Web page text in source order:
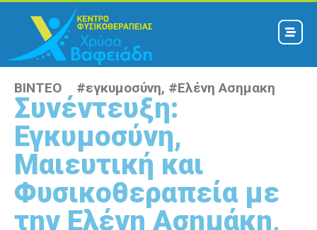
ΒΙΝΤΕΟ #εγκυμοσύνη, #Ελένη Ασημακη
Συνέντευξη:
Εγκυμοσύνη,
Μαιευτική και
Φυσικοθεραπεία με
την Ελένη Ασημάκη,